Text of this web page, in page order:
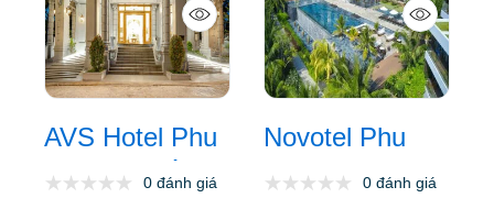
AVS Hotel Phu
Quoc: Vị trí,
0 đánh giá
Novotel Phu
Quoc Resort: Vị
0 đánh giá